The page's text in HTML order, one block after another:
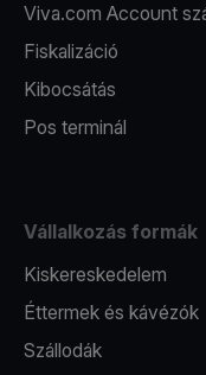
Viva.com Account
Fiskalizáció
Kibocsátás
Pos terminál
Vállalkozás formák
Kiskereskedelem
Éttermek és kávézók
Szállodák